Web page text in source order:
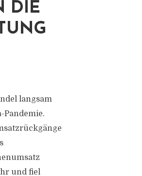
DIE
langsam
Pandemie.
und fiel